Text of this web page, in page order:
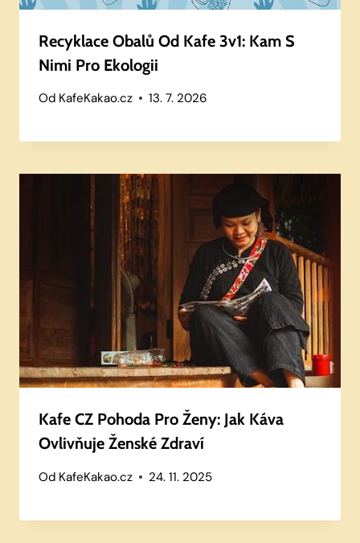
Recyklace Obalů Od Kafe 3v1: Kam S
Nimi Pro Ekologii
Od KafeKakao.cz 13. 7. 2026
Kafe CZ Pohoda Pro Ženy: Jak Káva
Ovlivňuje Ženské Zdraví
Od KafeKakao.cz 24. 11. 2025